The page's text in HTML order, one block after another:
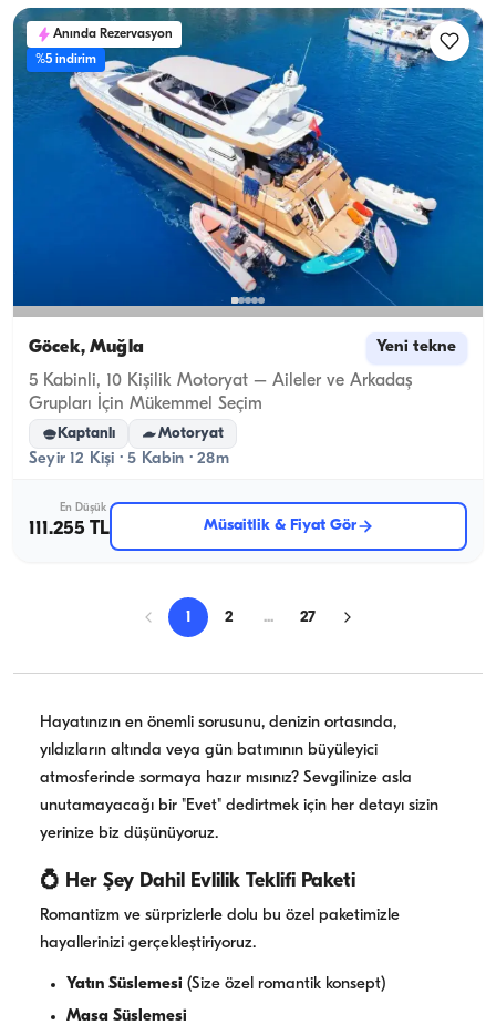
Anında Rezervasyon
%5 indirim
Göcek, Muğla Yeni tekne
5 Kabinli, 10 Kişilik Motoryat – Aileler ve Arkadaş
Grupları İçin Mükemmel Seçim
Kaptanlı Motoryat
Seyir 12 Kişi · 5 Kabin · 28m
En Düşük
111.255 TL Müsaitlik & Fiyat Gör
1 2 ... 27
Hayatınızın en önemli sorusunu, denizin ortasında,
yıldızların altında veya gün batımının büyüleyici
atmosferinde sormaya hazır mısınız? Sevgilinize asla
unutamayacağı bir "Evet" dedirtmek için her detayı sizin
yerinize biz düşünüyoruz.
💍 Her Şey Dahil Evlilik Teklifi Paketi
Romantizm ve sürprizlerle dolu bu özel paketimizle
hayallerinizi gerçekleştiriyoruz.
Yatın Süslemesi (Size özel romantik konsept)
Masa Süslemesi